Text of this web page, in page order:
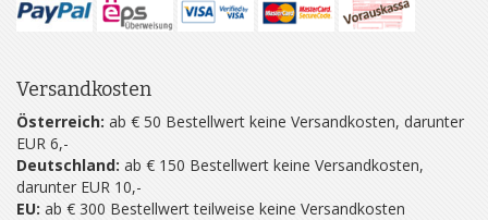
Versandkosten
Österreich: ab € 50 Bestellwert keine Versandkosten, darunter
EUR 6,-
Deutschland: ab € 150 Bestellwert keine Versandkosten,
darunter EUR 10,-
EU: ab € 300 Bestellwert teilweise keine Versandkosten